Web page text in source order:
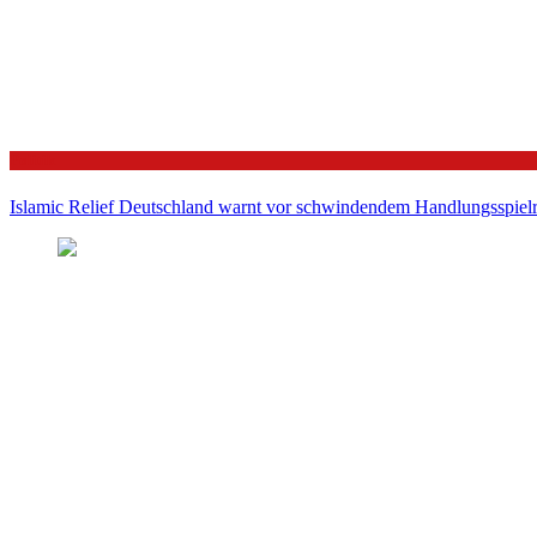
Islamic Relief Deutschland warnt vor schwindendem